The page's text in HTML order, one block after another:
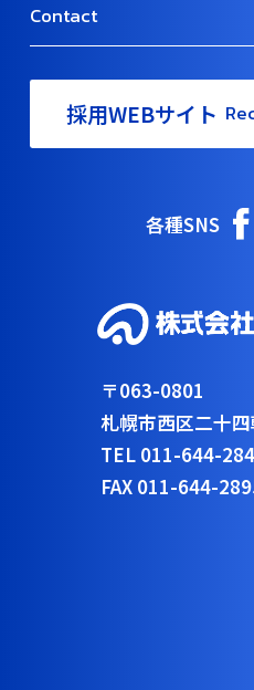
Contact
採用WEBサイト
各種SNS
〒063-0801
札幌市西区二十
TEL 011-644-
FAX 011-644-